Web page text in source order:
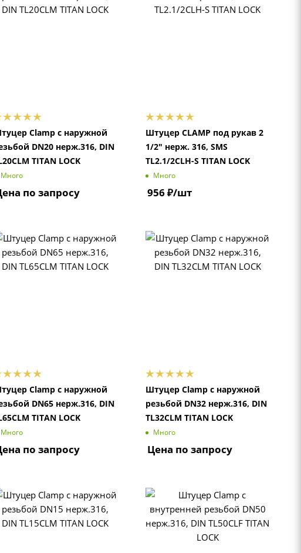
Clamp с наружной
DN20 нерж.316, DIN
TITAN LOCK
Много
по запросу
Штуцер CLAMP под рукав 2
1/2" нерж. 316, SMS
TL2.1/2CLH-S TITAN LOCK
Много
956₽/шт
Clamp с наружной
DN65 нерж.316, DIN
TITAN LOCK
Много
по запросу
Штуцер Clamp с наружной
резьбой DN32 нерж.316, DIN
TL32CLM TITAN LOCK
Много
Цена по запросу